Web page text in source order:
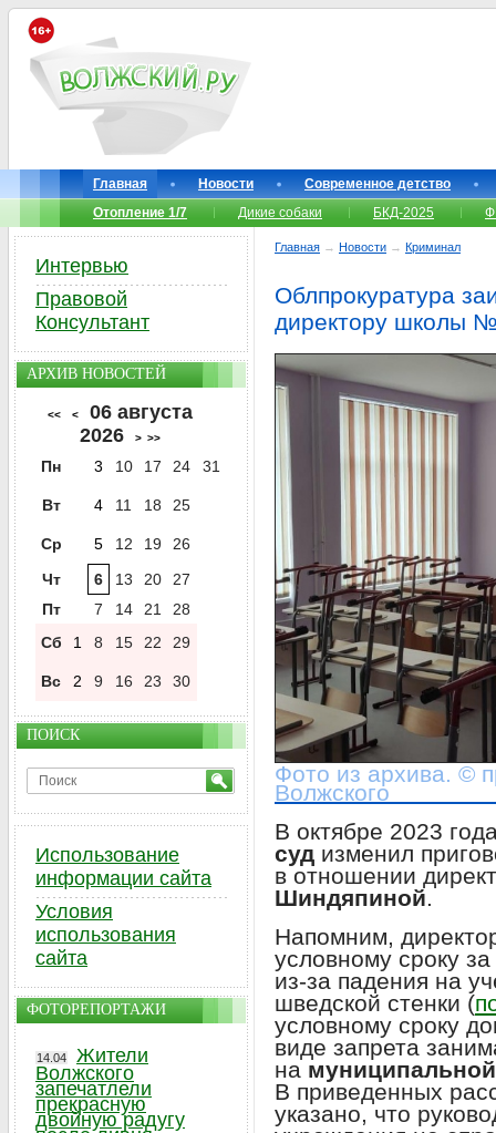
Главная Новости
Современное детство
Отопление 1/7
Дикие собаки БКД-2025
Главная → Новости → Криминал
Облпрокуратура
директору школы
Фото из архива. ©
Волжского
В октябре 2023
суд изменил
в отношении
Шиндяпиной.
Напомним,
условному сроку
из-за падения на
шведской стенки (
условному сроку
виде запрета
на
В приведенных
указано, что
Интервью
Правовой
Консультант
АРХИВ НОВОСТЕЙ
<< <
06 августа
2026
> >>
Пн 3 10 17 24 31
Вт 4 11 18 25
Ср 5 12 19
26
Чт
6 13 20
27
Пт
7 14 21
28
Сб
1 8 15 22 29
Вс 2 9 16 23 30
ПОИСК
Использование
информации сайта
Условия
использования
сайта
ФОТОРЕПОРТАЖИ
14.04
Жители
Волжского
запечатлели
прекрасную
двойную радугу